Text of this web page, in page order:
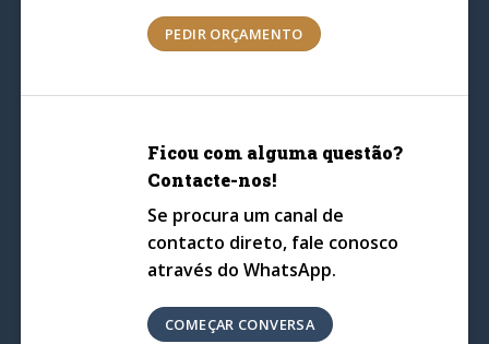
PEDIR ORÇAMENTO
Ficou com alguma questão?
Contacte-nos!
Se procura um canal de
contacto direto, fale conosco
através do WhatsApp.
COMEÇAR CONVERSA